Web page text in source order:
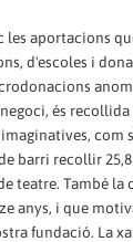
aportacions
d'escoles i
és
com
barri recollir
teatre. També la
anys, i que
fundació. La